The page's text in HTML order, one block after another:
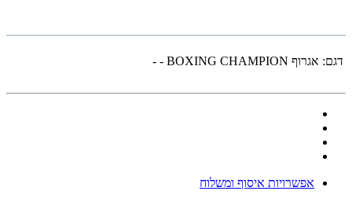
דגם: אגרוף BOXING CHAMPION - -
אפשרויות איסוף ומשלוח